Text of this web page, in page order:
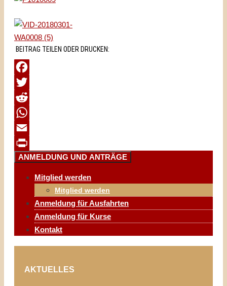
BEITRAG TEILEN ODER DRUCKEN:
Facebook
Twitter
Reddit
WhatsApp
Email
Print
ANMELDUNG UND ANTRÄGE
Mitglied werden
Mitglied werden
Anmeldung für Ausfahrten
Anmeldung für Kurse
Kontakt
AKTUELLES